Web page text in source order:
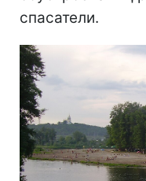
спасатели.